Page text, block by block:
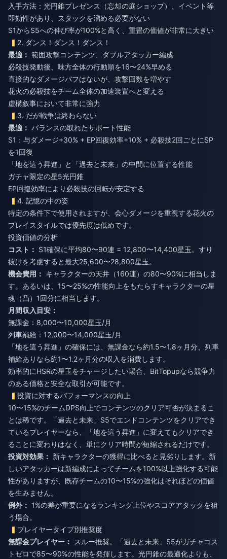
入手方法：光円錐プレゼンス（忘却の庭ショップ）、イベント等
即効性があり、スタックを溜める必要がない
S1からS5への伸び率が100%と高く、重畳の価値が非常に大きい
2. ダンス！ダンス！ダンス！
最適： 範囲攻撃コンテンツ、ダブルアタッカー編成
必殺技発動後、味方全体の行動順を16〜24%早める
直接的なダメージバフはないが、攻撃回数を増やす
花火の必殺技をチーム全体の加速装置へと変える
虚構叙事において非常に強力
3. だが戦争は終わらない
最適： バランスの取れたサポート性能
S1：与ダメージ+30% + EP回復効率+10% + 必殺技2回ごとにSP
を1回復
「地を這う昇進」と「過去と未来」の中間に位置する性能
ガチャ限定の星5光円錐
EP回復効率により必殺技の回転が安定する
4. 記憶の中の姿
特定の条件下で使用されますが、会心ダメージを重視する花火の
プレイスタイルでは優先度は低めです。
投資価値の分析
コスト： S1確保に平均80〜90連 = 12,800〜14,400星玉。すり
抜けを考慮すると最大25,600〜28,800星玉。
機会費用： キャラクターの天井（160連）の80〜90%に相当しま
す。あるいは、15〜25%の性能向上をもたらすキャラクターの星
魂（凸）1回分に相当します。
月間収入目安：
無課金：8,000〜10,000星玉/月
列車補給：12,000〜14,000星玉/月
「地を這う昇進」の確保には、無課金なら約1.5〜1.8ヶ月分、列車
補給ありなら約1〜1.2ヶ月分の収入を消費します。
効率的にHSRの星玉をチャージ したい場合、BitTopupなら競争力
のある価格と安全な取引が可能です。
投資に対するパフォーマンスの向上
10〜15%のチームDPS向上でコンテンツのクリア可否が決まるこ
とは稀です。「過去と未来」S5でエンドコンテンツをクリアでき
ているプレイヤーなら、「地を這う昇進」に変えてもクリアでき
ることに変わりはなく、単にクリア時間が短縮されるだけです。
投資対効果： 新キャラクターの獲得に比べると見劣りします。新
しいアタッカーは新編成によってチームを100%以上強化する可能
性がありますが、既存チームの10〜15%の強化はそれほどの価値
を生みません。
例外： 1%の差が重要になるランキング上位やスコアアタックを狙
う場合。
プレイヤータイプ別推奨度
無課金プレイヤー：
スルー推奨。「過去と未来」S5がガチャコス
トゼロで85〜90%の性能を発揮します。光円錐の最適化よりも、